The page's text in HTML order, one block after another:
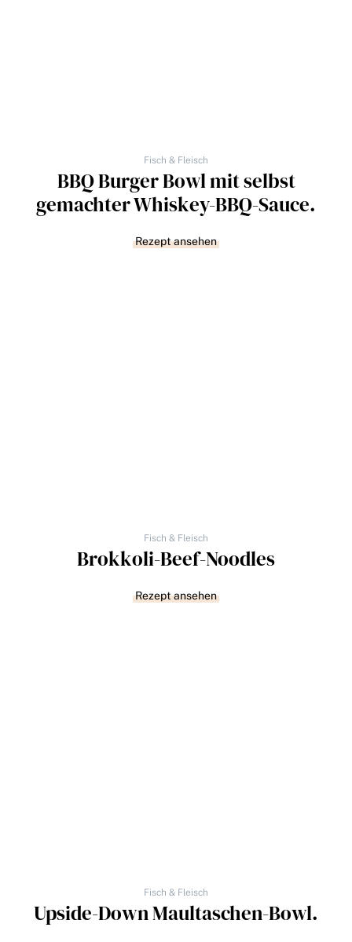
Fisch & Fleisch
BBQ Burger Bowl mit selbst
gemachter Whiskey-BBQ-Sauce.
Rezept ansehen
Fisch & Fleisch
Brokkoli-Beef-Noodles
Rezept ansehen
Fisch & Fleisch
Upside-Down Maultaschen-Bowl.